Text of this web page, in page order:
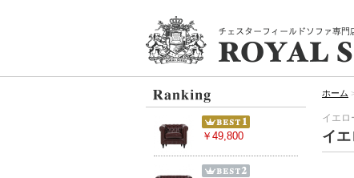
￥49,800
ホーム
イエ
イ